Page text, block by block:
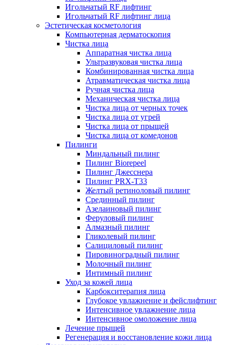
Игольчатый RF лифтинг
Игольчатый RF лифтинг лица
Эстетическая косметология
Компьютерная дерматоскопия
Чистка лица
Аппаратная чистка лица
Ультразвуковая чистка лица
Комбинированная чистка лица
Атравматическая чистка лица
Ручная чистка лица
Механическая чистка лица
Чистка лица от черных точек
Чистка лица от угрей
Чистка лица от прыщей
Чистка лица от комедонов
Пилинги
Миндальный пилинг
Пилинг Biorepeel
Пилинг Джесснера
Пилинг PRX-T33
Желтый ретиноловый пилинг
Срединный пилинг
Азелаиновый пилинг
Феруловый пилинг
Алмазный пилинг
Гликолевый пилинг
Салициловый пилинг
Пировиноградный пилинг
Молочный пилинг
Интимный пилинг
Уход за кожей лица
Карбокситерапия лица
Глубокое увлажнение и фейслифтинг
Интенсивное увлажнение лица
Интенсивное омоложение лица
Лечение прыщей
Регенерация и восстановление кожи лица